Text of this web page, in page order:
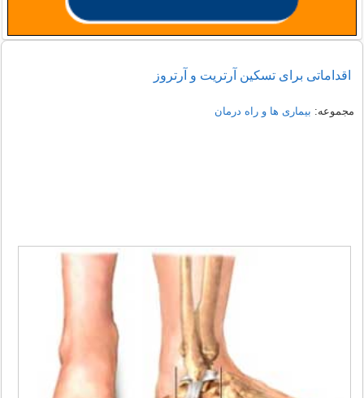
اقداماتی برای تسکین آرتریت و آرتروز
مجموعه: بیماری ها و راه درمان